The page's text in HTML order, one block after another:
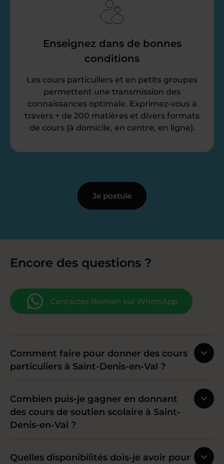
Enseignez dans de bonnes
conditions
Les cours particuliers et en petits groupes
permettent une transmission des
connaissances optimale. Exprimez-vous à
travers + de 200 matières et divers formats
de cours (à domicile, en centre, en ligne).
Je postule
Encore des questions ?
Contactez Romain sur WhatsApp
Comment faire pour donner des cours
particuliers à Saint-Denis-en-Val ?
Combien puis-je gagner en donnant
des cours de soutien scolaire à Saint-
Denis-en-Val ?
Quelles disponibilités dois-je avoir pour